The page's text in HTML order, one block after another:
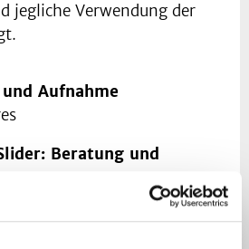
jegliche Verwendung der
Aufnahme
Beratung und